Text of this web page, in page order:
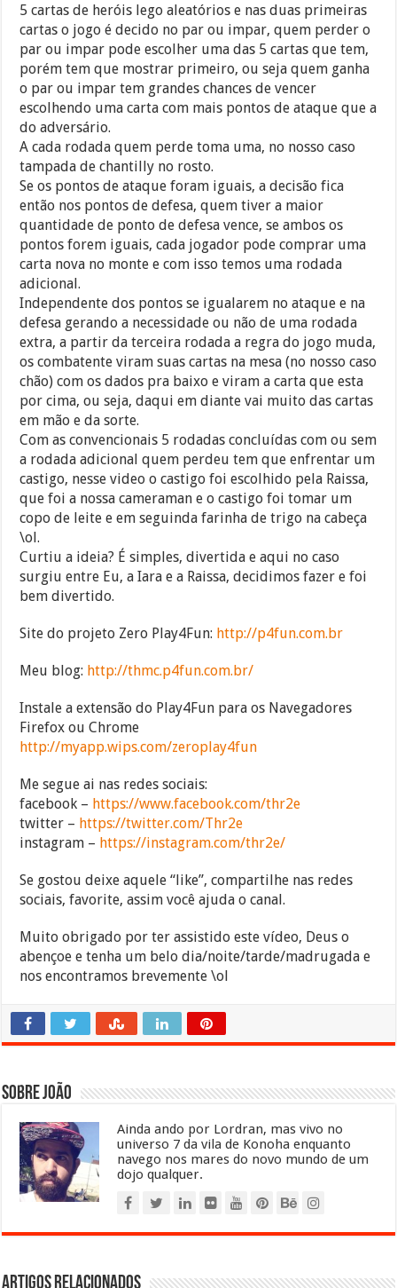
5 cartas de heróis lego aleatórios e nas duas primeiras
cartas o jogo é decido no par ou impar, quem perder o
par ou impar pode escolher uma das 5 cartas que tem,
porém tem que mostrar primeiro, ou seja quem ganha
o par ou impar tem grandes chances de vencer
escolhendo uma carta com mais pontos de ataque que a
do adversário.
A cada rodada quem perde toma uma, no nosso caso
tampada de chantilly no rosto.
Se os pontos de ataque foram iguais, a decisão fica
então nos pontos de defesa, quem tiver a maior
quantidade de ponto de defesa vence, se ambos os
pontos forem iguais, cada jogador pode comprar uma
carta nova no monte e com isso temos uma rodada
adicional.
Independente dos pontos se igualarem no ataque e na
defesa gerando a necessidade ou não de uma rodada
extra, a partir da terceira rodada a regra do jogo muda,
os combatente viram suas cartas na mesa (no nosso caso
chão) com os dados pra baixo e viram a carta que esta
por cima, ou seja, daqui em diante vai muito das cartas
em mão e da sorte.
Com as convencionais 5 rodadas concluídas com ou sem
a rodada adicional quem perdeu tem que enfrentar um
castigo, nesse video o castigo foi escolhido pela Raissa,
que foi a nossa cameraman e o castigo foi tomar um
copo de leite e em seguinda farinha de trigo na cabeça
\ol.
Curtiu a ideia? É simples, divertida e aqui no caso
surgiu entre Eu, a Iara e a Raissa, decidimos fazer e foi
bem divertido.
Site do projeto Zero Play4Fun: http://p4fun.com.br
Meu blog: http://thmc.p4fun.com.br/
Instale a extensão do Play4Fun para os Navegadores
Firefox ou Chrome
http://myapp.wips.com/zeroplay4fun
Me segue ai nas redes sociais:
facebook – https://www.facebook.com/thr2e
twitter – https://twitter.com/Thr2e
instagram – https://instagram.com/thr2e/
Se gostou deixe aquele “like”, compartilhe nas redes
sociais, favorite, assim você ajuda o canal.
Muito obrigado por ter assistido este vídeo, Deus o
abençoe e tenha um belo dia/noite/tarde/madrugada e
nos encontramos brevemente \ol
Sobre João
Ainda ando por Lordran, mas vivo no
universo 7 da vila de Konoha enquanto
navego nos mares do novo mundo de um
dojo qualquer.